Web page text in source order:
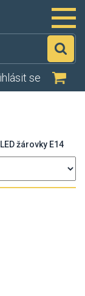
se
LED žárovky E14